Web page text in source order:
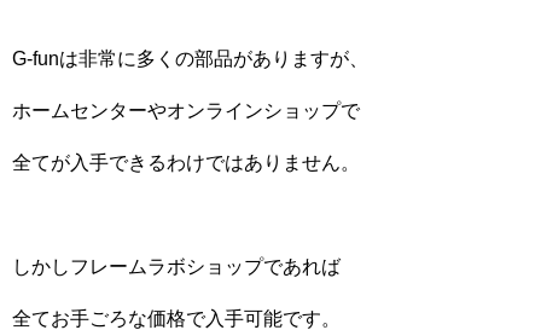
G-funは非常に多くの部品がありますが、
ホームセンターやオンラインショップで
全てが入手できるわけではありません。
しかしフレームラボショップであれば
全てお手ごろな価格で入手可能です。